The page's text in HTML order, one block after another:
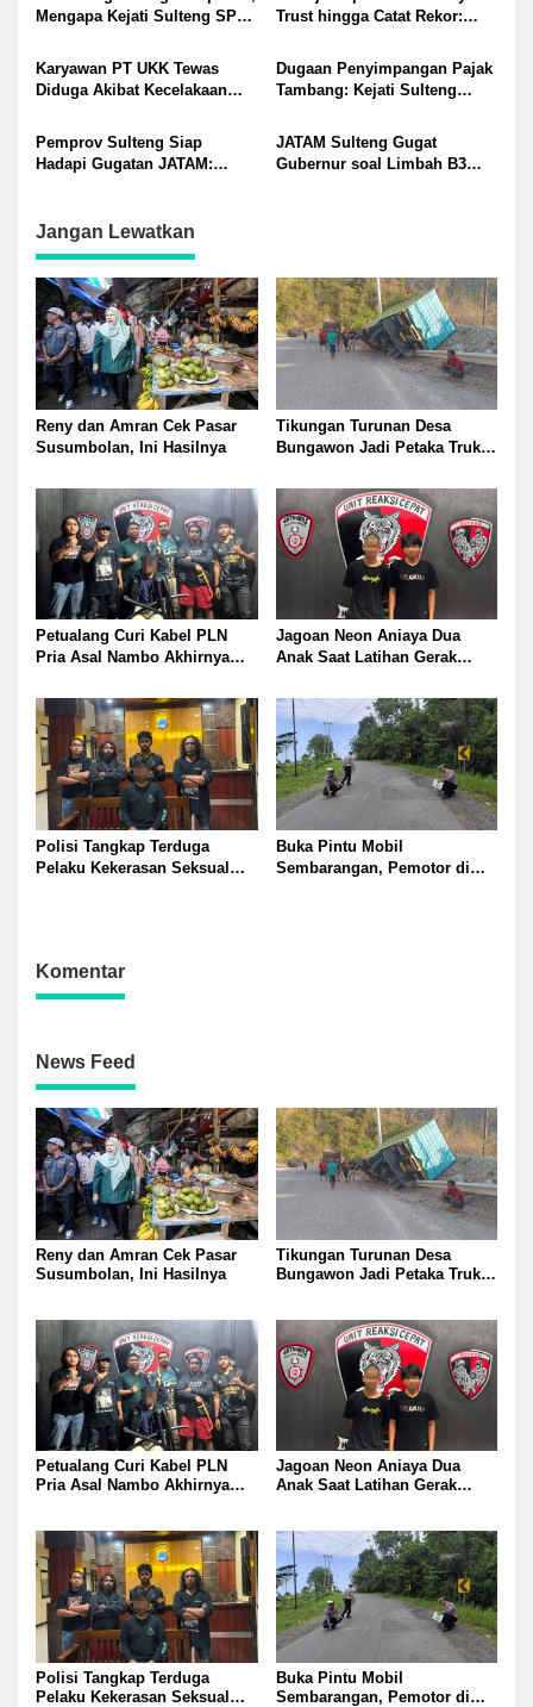
Mengapa Kejati Sulteng SP3
Dorong Kejagung Ambil Alih
Trust hingga Catat Rekor:
Baru Meningkat
Karyawan PT UKK Tewas
Diduga Akibat Kecelakaan
Anak yang Masih TK
Dugaan Penyimpangan Pajak
Tambang: Kejati Sulteng
sebagai Tersangka
Pemprov Sulteng Siap
Hadapi Gugatan JATAM:
B3 PT QMB dan Berkah
Morowali Sejahtera
JATAM Sulteng Gugat
Gubernur soal Limbah B3
Jangan Lewatkan
Reny dan Amran Cek Pasar
Susumbolan, Ini Hasilnya
Tikungan Turunan Desa
Bungawon Jadi Petaka Truk
Terperosok dan Rusak Berat
Petualang Curi Kabel PLN
Pria Asal Nambo Akhirnya
Jagoan Neon Aniaya Dua
Anak Saat Latihan Gerak
Polresta Banggai
Polisi Tangkap Terduga
Pelaku Kekerasan Seksual
Buka Pintu Mobil
Sembarangan, Pemotor di
Komentar
News Feed
Reny dan Amran Cek Pasar
Susumbolan, Ini Hasilnya
Tikungan Turunan Desa
Bungawon Jadi Petaka Truk
Petualang Curi Kabel PLN
Pria Asal Nambo Akhirnya
Jagoan Neon Aniaya Dua
Anak Saat Latihan Gerak
Polisi Tangkap Terduga
Pelaku Kekerasan Seksual
Buka Pintu Mobil
Sembarangan, Pemotor di